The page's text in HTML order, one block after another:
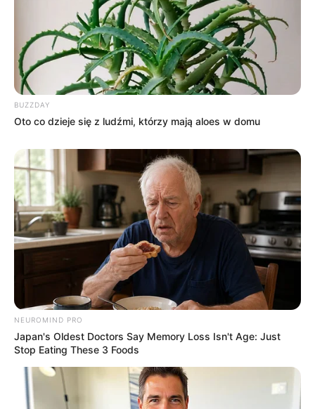
Smętarz dla zwierzaków Toy Story
UHD
Wonder Park
Wydania
BUZZDAY
Oto co dzieje się z ludźmi, którzy mają aloes w domu
NEUROMIND PRO
Japan's Oldest Doctors Say Memory Loss Isn't Age: Just
Stop Eating These 3 Foods